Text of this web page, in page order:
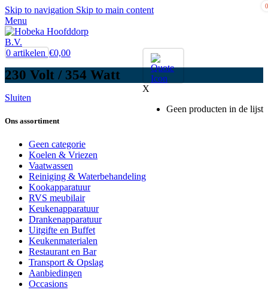
Skip to navigation Skip to main content
Menu
0
X
Geen producten in de lijst
0 artikelen €0,00
230 Volt / 354 Watt
Sluiten
Ons assortiment
Geen categorie
Koelen & Vriezen
Vaatwassen
Reiniging & Waterbehandeling
Kookapparatuur
RVS meubilair
Keukenapparatuur
Drankenapparatuur
Uitgifte en Buffet
Keukenmaterialen
Restaurant en Bar
Transport & Opslag
Aanbiedingen
Occasions